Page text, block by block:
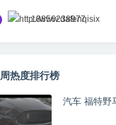
18856238977
周热度排行榜
汽车 福特野